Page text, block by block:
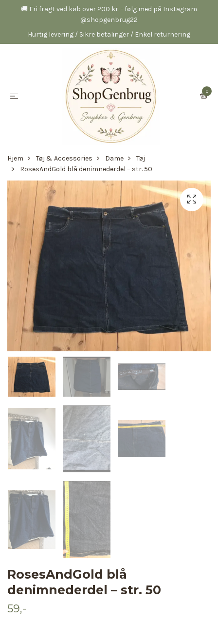
🚚 Fri fragt ved køb over 200 kr. - følg med på Instagram
@shopgenbrug22
Hurtig levering / Sikre betalinger / Enkel returnering
0
Hjem Tøj & Accessories Dame
Tøj
RosesAndGold blå denimnederdel – str. 50
RosesAndGold blå
denimnederdel – str. 50
59,-